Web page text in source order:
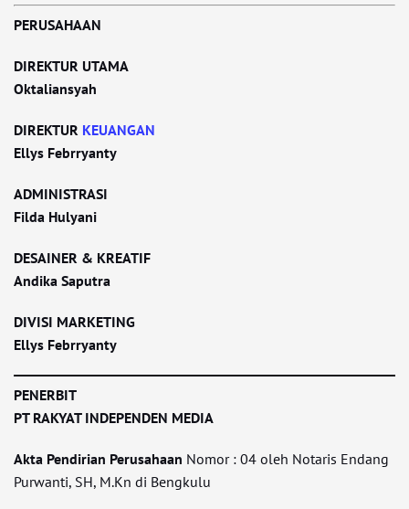
PERUSAHAAN
DIREKTUR UTAMA
Oktaliansyah
DIREKTUR KEUANGAN
Ellys Febrryanty
ADMINISTRASI
Filda Hulyani
DESAINER & KREATIF
Andika Saputra
DIVISI MARKETING
Ellys Febrryanty
PENERBIT
PT RAKYAT INDEPENDEN MEDIA
Akta Pendirian Perusahaan Nomor : 04 oleh Notaris Endang
Purwanti, SH, M.Kn di Bengkulu